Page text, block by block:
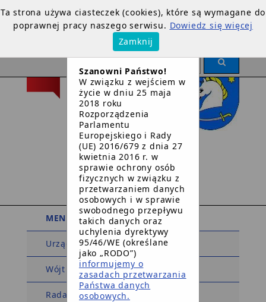
Urząd Gminy
w
Dziemianach
MENU PODMIOTOWE
Urząd Gminy
Wójt Gminy
Rada Gminy
Ta strona używa ciasteczek (cookies), które są wymagane do
poprawnej pracy naszego serwisu. Dowiedz się więcej
Zamknij
×
OGŁOSZENIE
Szanowni Państwo!
W związku z wejściem w
życie w dniu 25 maja
2018 roku
Rozporządzenia
Parlamentu
Europejskiego i Rady
(UE) 2016/679 z dnia 27
kwietnia 2016 r. w
sprawie ochrony osób
fizycznych w związku z
przetwarzaniem danych
osobowych i w sprawie
swobodnego przepływu
takich danych oraz
uchylenia dyrektywy
95/46/WE (określane
jako „RODO”)
informujemy o
zasadach przetwarzania
Państwa danych
osobowych.